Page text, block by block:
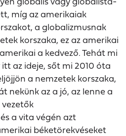
míg az amerikaiak
a globalizmusnak
korszaka, ez az amerikai
a kedvező. Tehát mi
az ideje, sőt mi 2010 óta
a nemzetek korszaka,
nekünk az a jó, az lenne a
a vita végén azt
béketörekvéseket